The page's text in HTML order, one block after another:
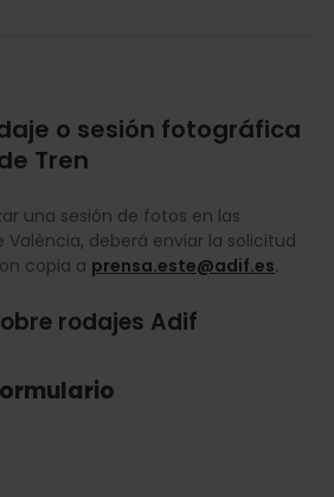
o sesión fotográfica
Tren
una sesión de fotos en las
deberá enviar la solicitud
copia a prensa.este@adif.es.
rodajes Adif